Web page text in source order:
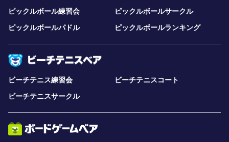
ピックルボール練習会
ピックルボールサークル
ピックルボールパドル
ピックルボールランキング
ビーチテニス練習会
ビーチテニスコート
ビーチテニスサークル